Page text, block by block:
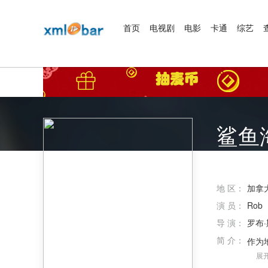
首页 电视剧 电影 卡通 综艺
鲨鱼
地 区： 加拿
演 员： Rob
导 演： 罗布
简 介：
展